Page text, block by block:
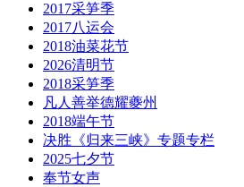
2017采笋季
2017八运会
2018油菜花节
2026清明节
2018采笋季
凡人善举德耀夔州
2018端午节
决胜《归来三峡》专题专栏
2025七夕节
奉节女声